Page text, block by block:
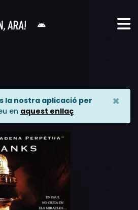
la nostra aplicació per
en aquest enllaç
×